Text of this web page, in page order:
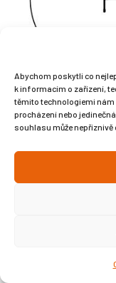
Abychom poskytli co
k informacím o zařízení,
těmito technologiemi nám
procházení nebo
souhlasu může
Copyright © Weiron